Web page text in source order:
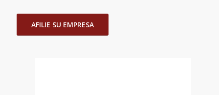
AFILIE SU EMPRESA